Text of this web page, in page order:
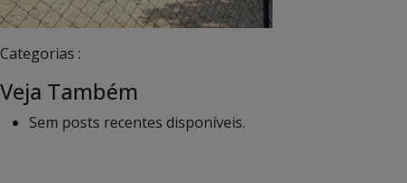
Categorias :
Veja Também
Sem posts recentes disponíveis.